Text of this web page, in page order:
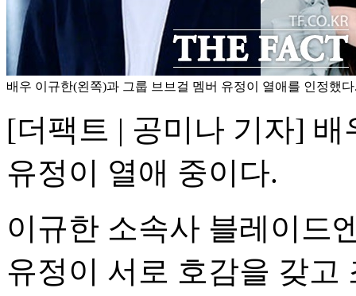
배우 이규한(왼쪽)과 그룹 브브걸 멤버 유정이 열애를 인정했
[더팩트 | 공미나 기자]
유정이 열애 중이다.
이규한 소속사 블레이드
유정이 서로 호감을 갖고